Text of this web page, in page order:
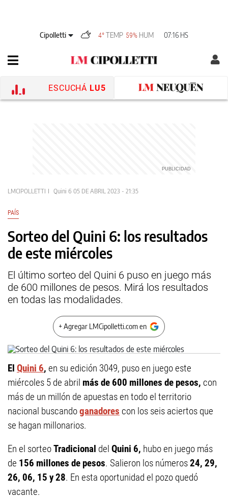
Cipolletti 4°TEMP 59% HUM 07:16 HS
ESCUCHÁ LU5
LMCIPOLLETTI Quini 6 05 DE ABRIL 2023 - 21:35
PAÍS
Sorteo del Quini 6: los resultados
de este miércoles
El último sorteo del Quini 6 puso en juego más
de 600 millones de pesos. Mirá los resultados
en todas las modalidades.
+ Agregar LMCipolletti.com en
El Quini 6, en su edición 3049, puso en juego este
miércoles 5 de abril más de 600 millones de pesos, con
más de un millón de apuestas en todo el territorio
nacional buscandoganadores con los seis aciertos que
se hagan millonarios.
En el sorteoTradicional del Quini 6, hubo en juego más
de 156 millones de pesos. Salieron los números24, 29,
26, 06, 15 y 28. En esta oportunidad el pozo quedó
vacante.